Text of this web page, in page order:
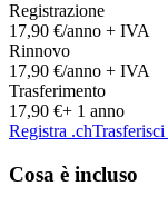
Registrazione
17,90 €/anno + IVA
Rinnovo
17,90 €/anno + IVA
Trasferimento
17,90 €+ 1 anno
Registra .chTrasferisci
Cosa è incluso